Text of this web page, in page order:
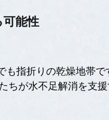
能性
指折りの乾燥地帯
ちが水不足解消を支